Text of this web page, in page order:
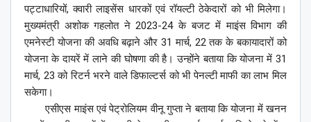
पट्टाधारियों, क्वारी लाइसेंस धारकों एवं रॉयल्टी ठेकेदारों को भी मिलेगा।
मुख्यमंत्री अशोक गहलोत ने 2023-24 के बजट में माइंस विभाग की
एमनेस्टी योजना की अवधि बढ़ाने और 31 मार्च, 22 तक के बकायादारों को
योजना के दायरें में लाने की घोषणा की है। उन्होंने बताया कि योजना में 31
मार्च, 23 को रिटर्न भरने वाले डिफाल्टर्स को भी पेनल्टी माफी का लाभ मिल
सकेगा।
एसीएस माइंस एवं पेट्रोलियम वीनू गुप्ता ने बताया कि योजना में खनन